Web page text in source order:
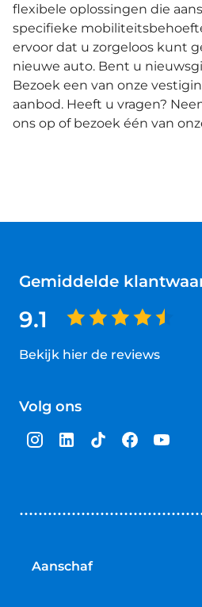
flexibele oplossingen die
specifieke
ervoor dat u zorgeloos kunt
nieuwe auto. Bent u
Bezoek een van onze
aanbod. Heeft u vragen?
ons op of bezoek één van
Gemiddelde
9.1
Bekijk hier de reviews
van
sterren
Volg ons
Aanschaf